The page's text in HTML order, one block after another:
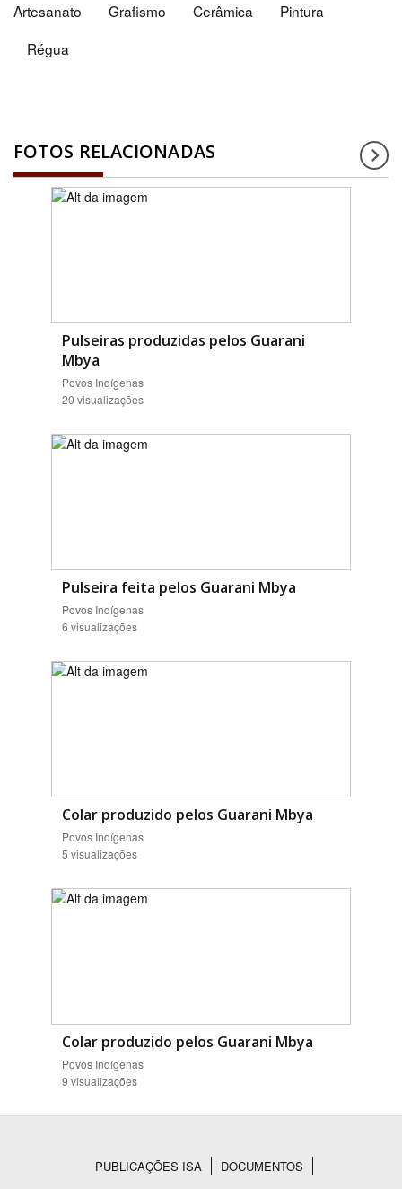
Artesanato Grafismo Cerâmica
Pintura
Régua
FOTOS RELACIONADAS
Pulseiras produzidas pelos Guarani
Mbya
Povos Indígenas
20 visualizações
Pulseira feita pelos Guarani Mbya
Povos Indígenas
6 visualizações
Colar produzido pelos Guarani Mbya
Povos Indígenas
5 visualizações
Colar produzido pelos Guarani Mbya
Povos Indígenas
9 visualizações
PUBLICAÇÕES ISA DOCUMENTOS